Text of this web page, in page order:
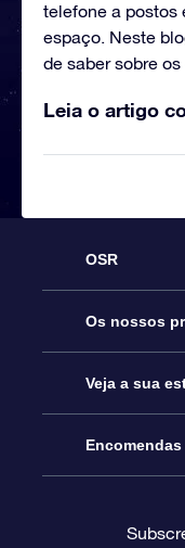
telefone a postos
espaço. Neste
de saber sobre os
Leia o artigo
OSR
Serviço
Contactos
O Blog
Os nossos
Prenda Star
Pacote
Veja a sua
Registo de